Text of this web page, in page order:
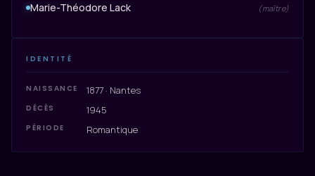
Marie-Théodore Lack (maître)
IDENTITÉ
NAISSANCE 1877 · Nantes
DÉCÈS 1945
PÉRIODE Romantique